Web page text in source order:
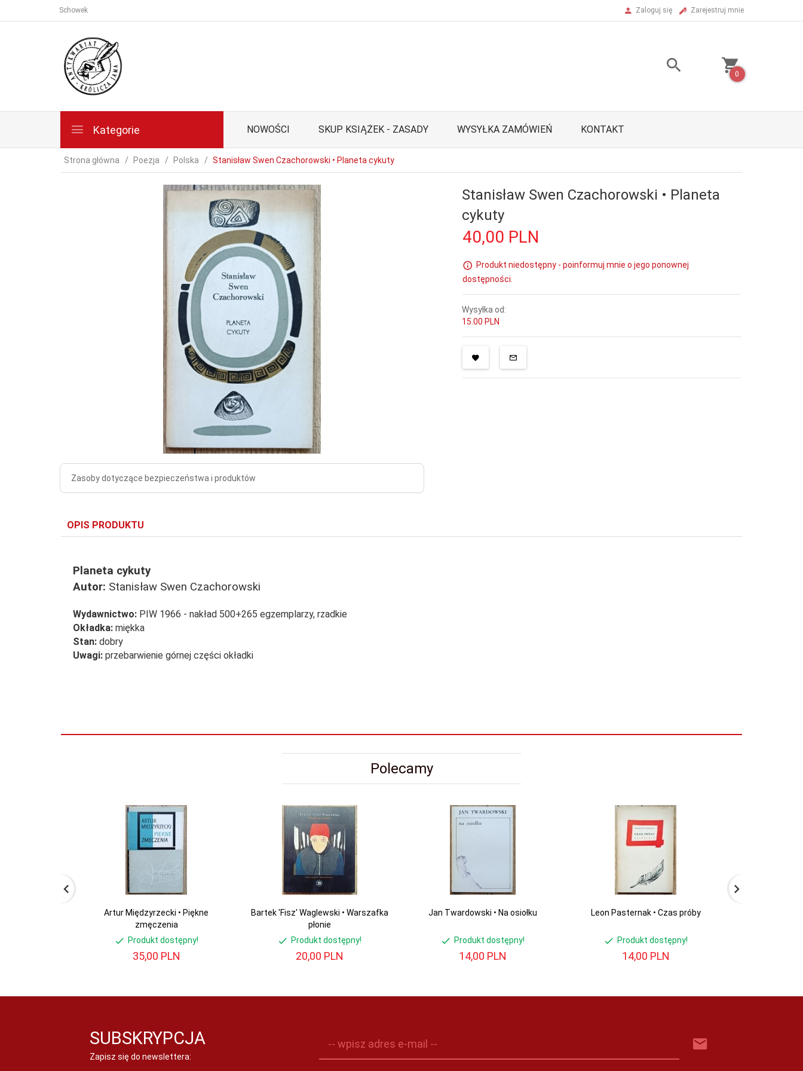
Schowek Zaloguj się Zarejestruj mnie
0
Kategorie NOWOŚCI SKUP KSIĄŻEK - ZASADY WYSYŁKA ZAMÓWIEŃ KONTAKT
Strona główna Poezja Polska Stanisław Swen Czachorowski • Planeta cykuty
Zasoby dotyczące bezpieczeństwa i produktów
Stanisław Swen Czachorowski • Planeta
cykuty
40,00 PLN
Produkt niedostępny - poinformuj mnie o jego ponownej
dostępności.
Wysyłka od:
15.00 PLN
OPIS PRODUKTU
Planeta cykuty
Autor: Stanisław Swen Czachorowski
Wydawnictwo: PIW 1966 - nakład 500+265 egzemplarzy, rzadkie
Okładka: miękka
Stan: dobry
Uwagi: przebarwienie górnej części okładki
Polecamy
Artur Międzyrzecki • Piękne
zmęczenia
Produkt dostępny!
35,00 PLN
Bartek 'Fisz' Waglewski • Warszafka
płonie
Produkt dostępny!
20,00 PLN
Jan Twardowski • Na osiołku
Produkt dostępny!
14,00 PLN
Leon Pasternak • Czas próby
Produkt dostępny!
14,00 PLN
SUBSKRYPCJA
Zapisz się do newslettera:
-- wpisz adres e-mail --